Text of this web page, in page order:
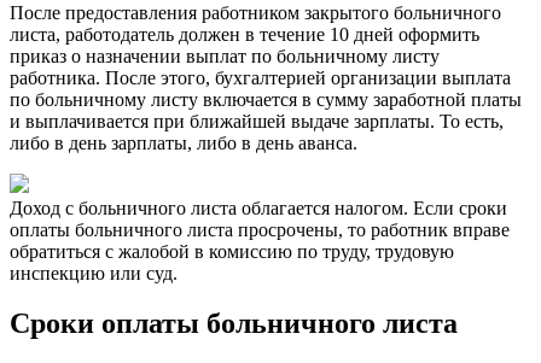
После предоставления работником закрытого больничного
листа, работодатель должен в течение 10 дней оформить
приказ о назначении выплат по больничному листу
работника. После этого, бухгалтерией организации выплата
по больничному листу включается в сумму заработной платы
и выплачивается при ближайшей выдаче зарплаты. То есть,
либо в день зарплаты, либо в день аванса.
Доход с больничного листа облагается налогом. Если сроки
оплаты больничного листа просрочены, то работник вправе
обратиться с жалобой в комиссию по труду, трудовую
инспекцию или суд.
Сроки оплаты больничного листа